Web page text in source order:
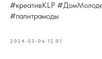
#креативKLP
#палитрамоды
2024-03-06 12:01